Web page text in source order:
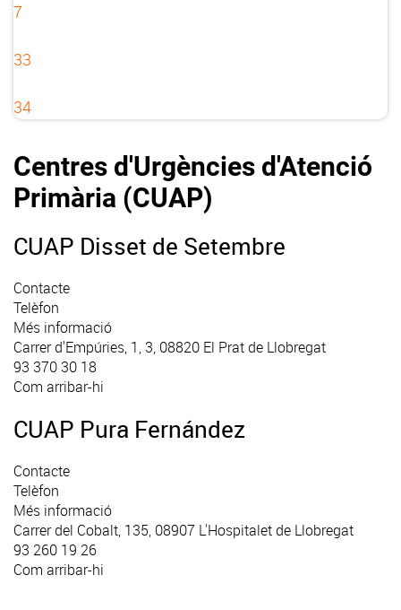
7
33
34
Centres d'Urgències d'Atenció
Primària (CUAP)
CUAP Disset de Setembre
Contacte
Telèfon
Més informació
Carrer d'Empúries, 1, 3, 08820 El Prat de Llobregat
93 370 30 18
Com arribar-hi
CUAP Pura Fernández
Contacte
Telèfon
Més informació
Carrer del Cobalt, 135, 08907 L'Hospitalet de Llobregat
93 260 19 26
Com arribar-hi